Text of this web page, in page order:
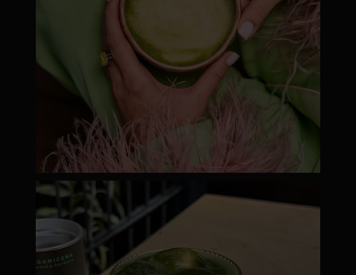
moyamatcha.hu
Júl 18